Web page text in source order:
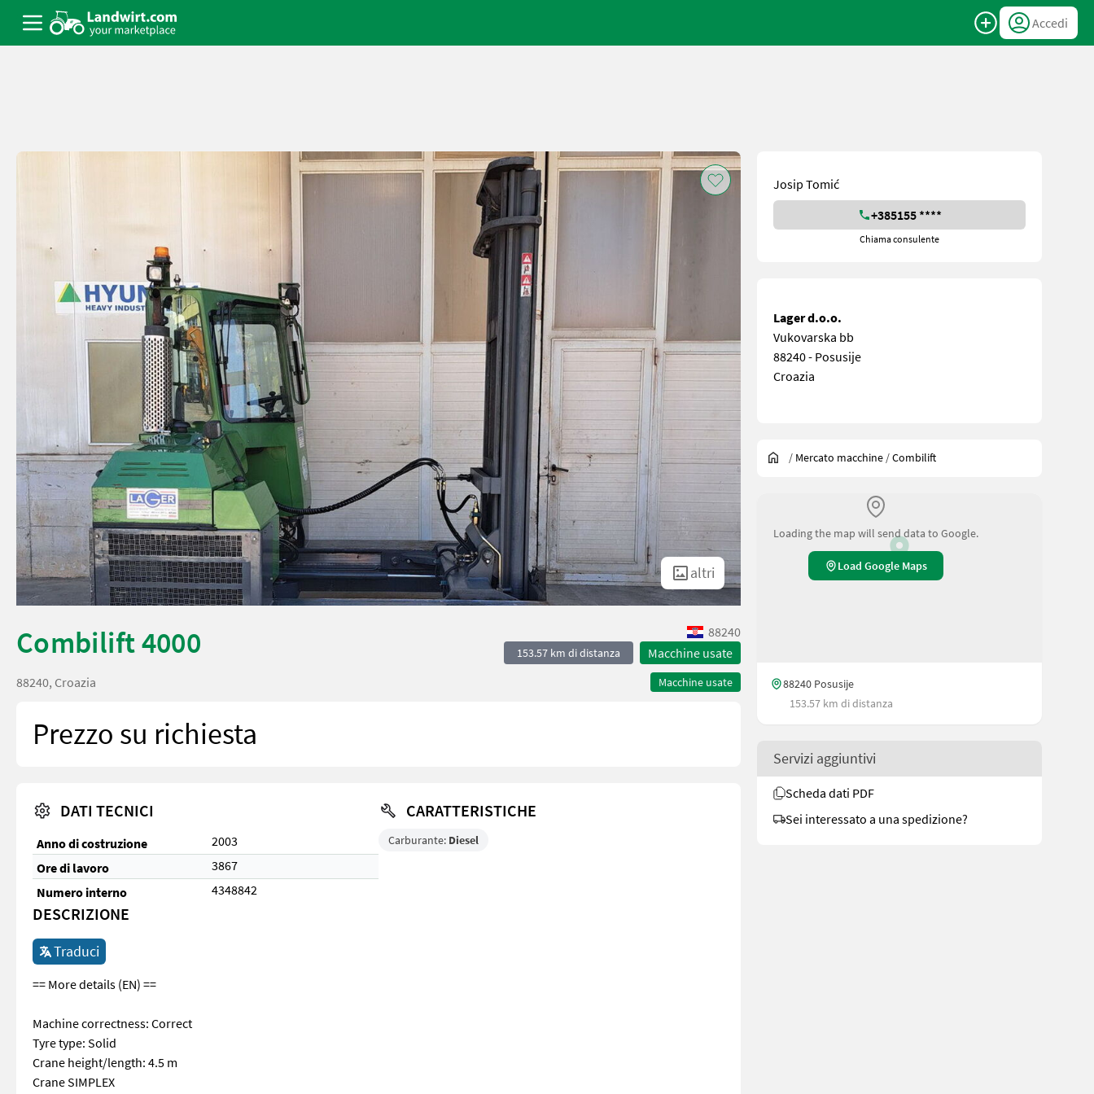
Accedi
altri
Combilift 4000 88240
153.57 km di distanza Macchine usate
Macchine usate
88240, Croazia
Prezzo su richiesta
DATI TECNICI
Anno di costruzione
2003
Ore di lavoro
3867
Numero interno
4348842
CARATTERISTICHE
Carburante: Diesel
DESCRIZIONE
Traduci
== More details (EN) ==
Machine correctness: Correct
Tyre type: Solid
Crane height/length: 4.5 m
Crane SIMPLEX
Josip Tomić
+385155 ****
Chiama consulente
Lager d.o.o.
Vukovarska bb
88240 - Posusije
Croazia
/ Mercato macchine /Combilift
Loading the map will send data to Google.
Load Google Maps
88240 Posusije
153.57 km di distanza
Servizi aggiuntivi
Scheda dati PDF
Sei interessato a una spedizione?